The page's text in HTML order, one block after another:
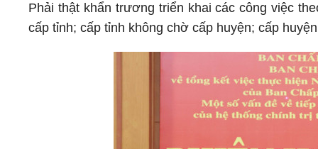
Phải thật khẩn trương triển khai các công việc
cấp tỉnh; cấp tỉnh không chờ cấp huyện; cấp